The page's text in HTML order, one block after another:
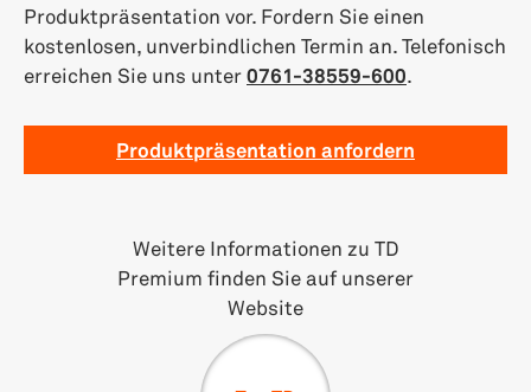
Produktpräsentation vor. Fordern Sie einen
kostenlosen, unverbindlichen Termin an. Telefonisch
erreichen Sie uns unter0761-38559-600.
Produktpräsentation anfordern
Weitere Informationen zu TD
Premium finden Sie auf unserer
Website